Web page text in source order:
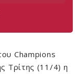
Champions
Τρίτης (11/4) η